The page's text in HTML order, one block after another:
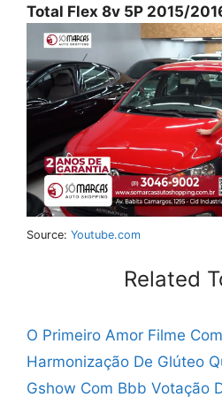
Total Flex 8v 5P 2015/
Source: Youtube.com
Related
O Primeiro Amor Filme
Harmonização De Glúteo
Gshow Com Bbb Votação